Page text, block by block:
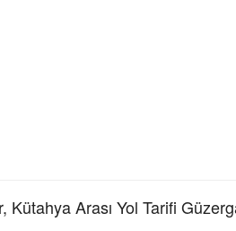
Arası Yol Tarifi